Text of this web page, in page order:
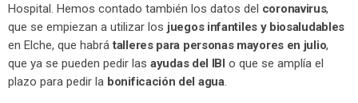
Hospital. Hemos contado también los datos del coronavirus,
que se empiezan a utilizar los juegos infantiles y biosaludables
en Elche, que habrátalleres para personas mayores en julio,
que ya se pueden pedir las ayudas del IBI o que se amplía el
plazo para pedir la bonificación del agua.